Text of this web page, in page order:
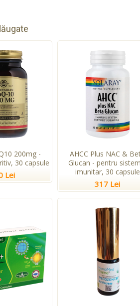
200mg -
30 capsule
Lei
AHCC Plus NAC &
Glucan - pentru
imunitar, 30 capsule
317 Lei